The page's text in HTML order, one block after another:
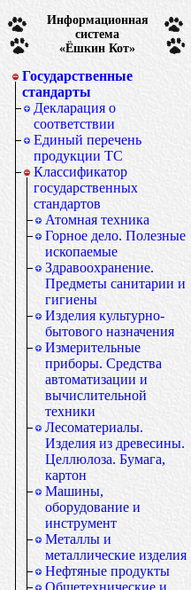
Информационная
система
«Ёшкин Кот»
Государственные
стандарты
Декларация о
соответствии
Единый перечень
продукции ТС
Классификатор
государственных
стандартов
Атомная техника
Горное дело. Полезные
ископаемые
Здравоохранение.
Предметы санитарии и
гигиены
Изделия культурно-
бытового назначения
Измерительные
приборы. Средства
автоматизации и
вычислительной
техники
Лесоматериалы.
Изделия из древесины.
Целлюлоза. Бумага,
картон
Машины,
оборудование и
инструмент
Металлы и
металлические изделия
Нефтяные продукты
Общетехнические и